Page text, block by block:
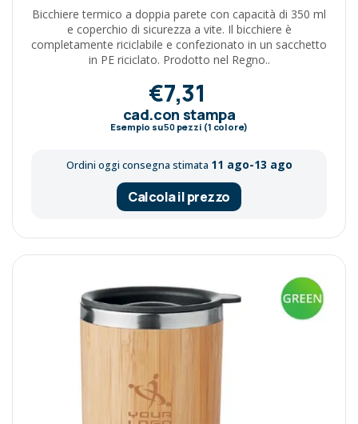
Bicchiere termico a doppia parete con capacità di 350 ml
e coperchio di sicurezza a vite. Il bicchiere è
completamente riciclabile e confezionato in un sacchetto
in PE riciclato. Prodotto nel Regno..
€7,31
cad.con stampa
Esempio su50pezzi (1 colore)
Ordini oggi consegna stimata 11 ago-13 ago
Calcola il prezzo